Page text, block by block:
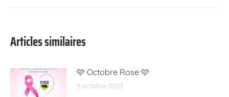
Articles similaires
🩷 Octobre Rose 🩷
5 octobre 2023